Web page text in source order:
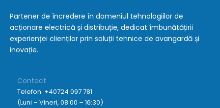
Partener de încredere în domeniul tehnologiilor de
acționare electrică și distribuție, dedicat îmbunătățirii
experienței clienților prin soluții tehnice de avangardă și
inovație.
Contact
Telefon: +40724 097 781
(Luni – Vineri, 08:00 – 16:30)